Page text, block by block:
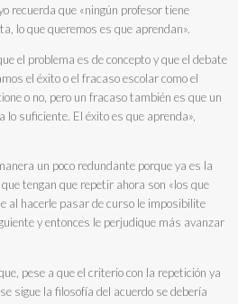
recuerda que «ningún profesor tiene
lo que queremos es que aprendan».
el problema es de concepto y que el debate
el éxito o el fracaso escolar como el
o no, pero un fracaso también es que un
lo suficiente. El éxito es que aprenda»,
un poco redundante porque ya es la
tengan que repetir ahora son «los que
al hacerle pasar de curso le imposibilite
y entonces le perjudique más avanzar
pese a que el criterio con la repetición ya
sigue la filosofía del acuerdo se debería